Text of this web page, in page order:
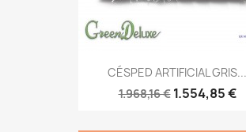
CÉSPED ARTIFICIAL GRIS...
1.968,16 € 1.554,85 €